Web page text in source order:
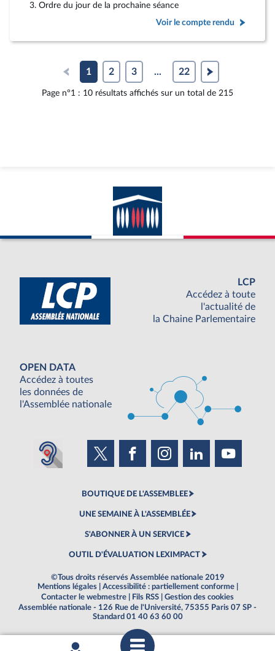
3. Ordre du jour de la prochaine séance
Voir le compte rendu
1 2 3 ... 22
Page n°1 : 10 résultats affichés sur un total de 215
LCP
Accédez à toute
l'actualité de
la Chaine Parlementaire
OPEN DATA
Accédez à toutes
les données de
l'Assemblée nationale
BOUTIQUE DE L'ASSEMBLEE
UNE SEMAINE À L'ASSEMBLÉE
S'ABONNER À UN SERVICE
OUTIL D'ÉVALUATION LEXIMPACT
©Tous droits réservés Assemblée nationale 2019
Mentions légales
Accessibilité : partiellement conforme
Contacter le webmestre
Fils RSS
Gestion des cookies
Assemblée nationale - 126 Rue de l'Université, 75355 Paris 07 SP -
Standard 01 40 63 60 00